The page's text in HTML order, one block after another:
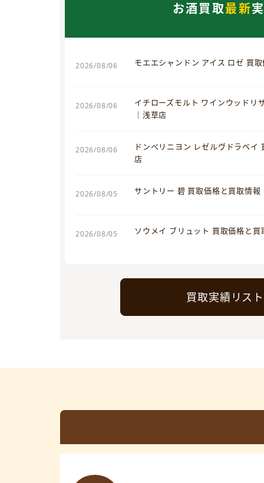
お酒買取最新
2026/08/06 モエエシャンドン アイス ロゼ 買
2026/08/06
イチローズモルト ワインウッドリ
｜浅草店
2026/08/06
ドンペリニヨン レゼルヴドラベイ
店
2026/08/05 サントリー 碧 買取価格と買取情報
2026/08/05 ソウメイ ブリュット 買取価格と買
買取実績リスト